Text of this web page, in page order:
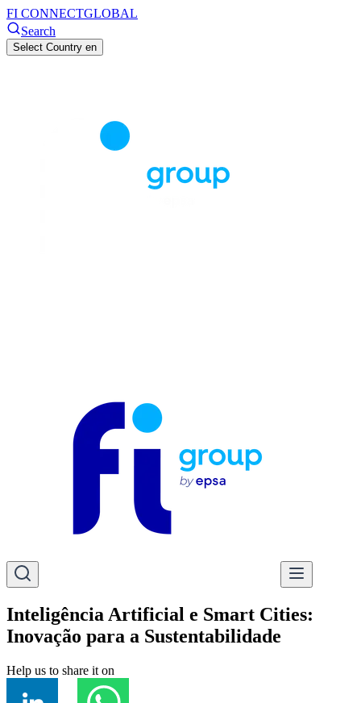
FI CONNECTGLOBAL
Search
Select Country en
Inteligência Artificial e Smart Cities:
Inovação para a Sustentabilidade
Help us to share it on